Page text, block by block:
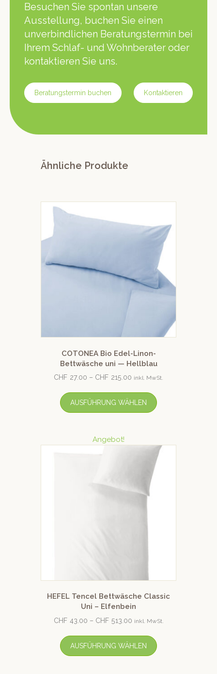
Besuchen Sie spontan unsere
Ausstellung, buchen Sie einen
unverbindlichen Beratungstermin bei
Ihrem Schlaf- und Wohnberater oder
kontaktieren Sie uns.
Beratungstermin buchen Kontaktieren
Ähnliche Produkte
COTONEA Bio Edel-Linon-
Bettwäsche uni — Hellblau
CHF 27.00 – CHF 215.00 inkl. MwSt.
AUSFÜHRUNG WÄHLEN
Angebot!
HEFEL Tencel Bettwäsche Classic
Uni – Elfenbein
CHF 43.00 – CHF 513.00 inkl. MwSt.
AUSFÜHRUNG WÄHLEN